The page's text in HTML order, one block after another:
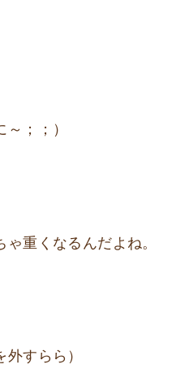
～；；）
重くなるんだよね。
外すらら）